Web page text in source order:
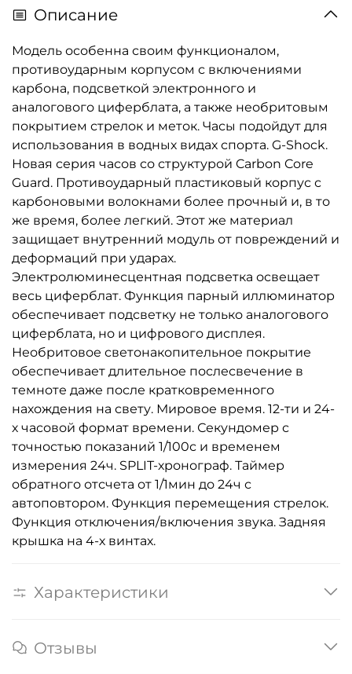
Описание
Модель особенна своим функционалом,
противоударным корпусом с включениями
карбона, подсветкой электронного и
аналогового циферблата, а также необритовым
покрытием стрелок и меток. Часы подойдут для
использования в водных видах спорта. G-Shock.
Новая серия часов со структурой Carbon Core
Guard. Противоударный пластиковый корпус с
карбоновыми волокнами более прочный и, в то
же время, более легкий. Этот же материал
защищает внутренний модуль от повреждений и
деформаций при ударах.
Электролюминесцентная подсветка освещает
весь циферблат. Функция парный иллюминатор
обеспечивает подсветку не только аналогового
циферблата, но и цифрового дисплея.
Необритовое светонакопительное покрытие
обеспечивает длительное послесвечение в
темноте даже после кратковременного
нахождения на свету. Мировое время. 12-ти и 24-
х часовой формат времени. Секундомер с
точностью показаний 1/100с и временем
измерения 24ч. SPLIT-хронограф. Таймер
обратного отсчета от 1/1мин до 24ч с
автоповтором. Функция перемещения стрелок.
Функция отключения/включения звука. Задняя
крышка на 4-х винтах.
Характеристики
Отзывы